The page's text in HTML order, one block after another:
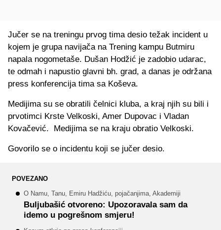
Jučer se na treningu prvog tima desio težak incident u
kojem je grupa navijača na Trening kampu Butmiru
napala nogometaše. Dušan Hodžić je zadobio udarac,
te odmah i napustio glavni bh. grad, a danas je održana
press konferencija tima sa Koševa.
Medijima su se obratili čelnici kluba, a kraj njih su bili i
prvotimci Krste Velkoski, Amer Dupovac i Vladan
Kovačević. Medijima se na kraju obratio Velkoski.
Govorilo se o incidentu koji se jučer desio.
POVEZANO
O Namu, Tanu, Emiru Hadžiću, pojačanjima, Akademiji
Buljubašić otvoreno: Upozoravala sam da
idemo u pogrešnom smjeru!